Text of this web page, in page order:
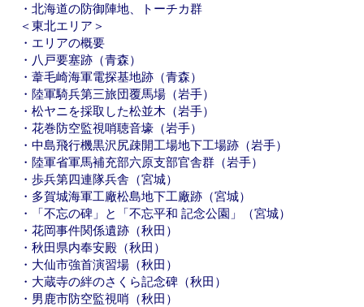
・北海道の防御陣地、トーチカ群
＜東北エリア＞
・エリアの概要
・八戸要塞跡（青森）
・葦毛崎海軍電探基地跡（青森）
・陸軍騎兵第三旅団覆馬場（岩手）
・松ヤニを採取した松並木（岩手）
・花巻防空監視哨聴音壕（岩手）
・中島飛行機黒沢尻疎開工場地下工場跡（岩手）
・陸軍省軍馬補充部六原支部官舎群（岩手）
・歩兵第四連隊兵舎（宮城）
・多賀城海軍工廠松島地下工廠跡（宮城）
・「不忘の碑」と「不忘平和 記念公園」（宮城）
・花岡事件関係遺跡（秋田）
・秋田県内奉安殿（秋田）
・大仙市強首演習場（秋田）
・大蔵寺の絆のさくら記念碑（秋田）
・男鹿市防空監視哨（秋田）